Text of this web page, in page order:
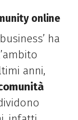
online
ha
anni,